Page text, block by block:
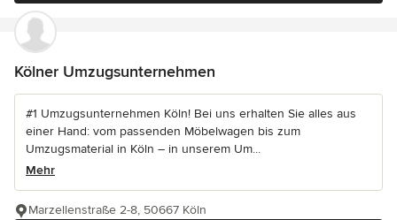
Kölner Umzugsunternehmen
#1 Umzugsunternehmen Köln! Bei uns erhalten Sie alles aus
einer Hand: vom passenden Möbelwagen bis zum
Umzugsmaterial in Köln – in unserem Um...
Mehr
Marzellenstraße 2-8, 50667 Köln